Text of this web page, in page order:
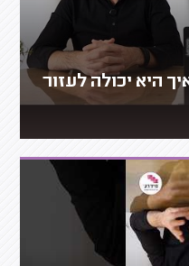
היא יכולה לעזור